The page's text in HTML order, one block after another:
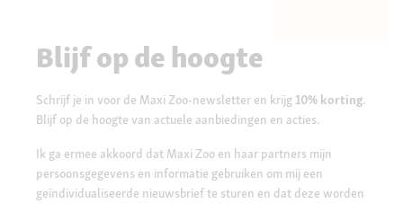
Blijf op de hoogte
Schrijf je in voor de Maxi Zoo-newsletter en krijg 10% korting.
Blijf op de hoogte van actuele aanbiedingen en acties.
Ik ga ermee akkoord dat Maxi Zoo en haar partners mijn
persoonsgegevens en informatie gebruiken om mij een
geïndividualiseerde nieuwsbrief te sturen en dat deze worden